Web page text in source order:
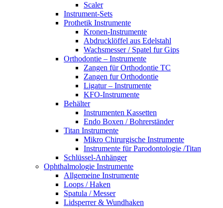
Scaler
Instrument-Sets
Prothetik Instrumente
Kronen-Instrumente
Abdrucklöffel aus Edelstahl
Wachsmesser / Spatel fur Gips
Orthodontie – Instrumente
Zangen für Orthodontie TC
Zangen fur Orthodontie
Ligatur – Instrumente
KFO-Instrumente
Behälter
Instrumenten Kassetten
Endo Boxen / Bohrerständer
Titan Instrumente
Mikro Chirurgische Instrumente
Instrumente für Parodontologie /Titan
Schlüssel-Anhänger
Ophthalmologie Instrumente
Allgemeine Instrumente
Loops / Haken
Spatula / Messer
Lidsperrer & Wundhaken